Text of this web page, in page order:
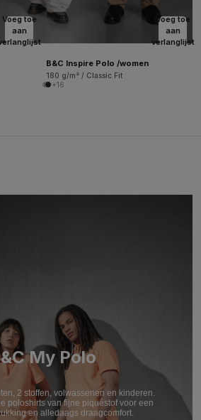
Voeg toe
aan
Voeg toe
aan
verlanglijst
B&C Inspire Polo /women
180 g/m² / Classic Fit
+16
My Polo
2 stoffen, volwassenen en kinderen.
poloshirts van fijne piquéstof voor een
en alledaags draagcomfort.